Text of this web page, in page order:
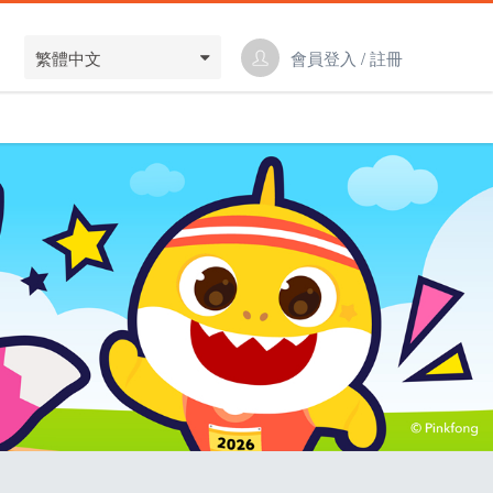
繁體中文 會員登入 / 註冊